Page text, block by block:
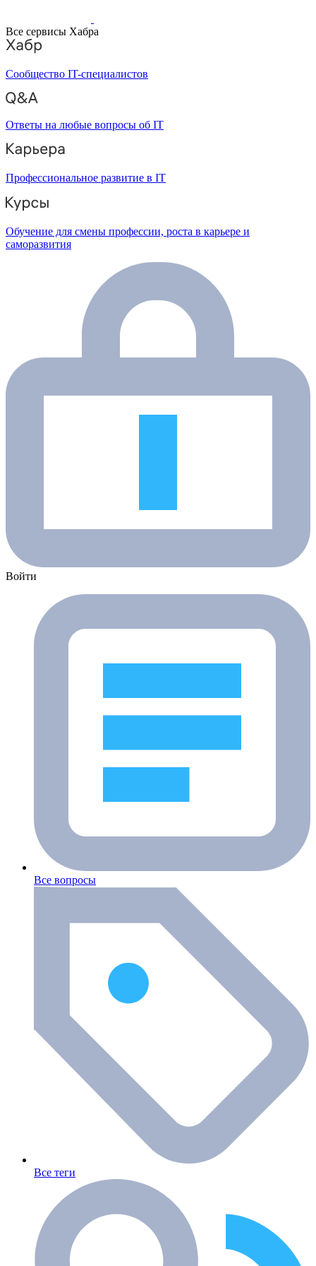
Все сервисы Хабра
Сообщество IT-специалистов
Ответы на любые вопросы об IT
Профессиональное развитие в IT
Обучение для смены профессии, роста в карьере и
саморазвития
Войти
Все вопросы
Все теги